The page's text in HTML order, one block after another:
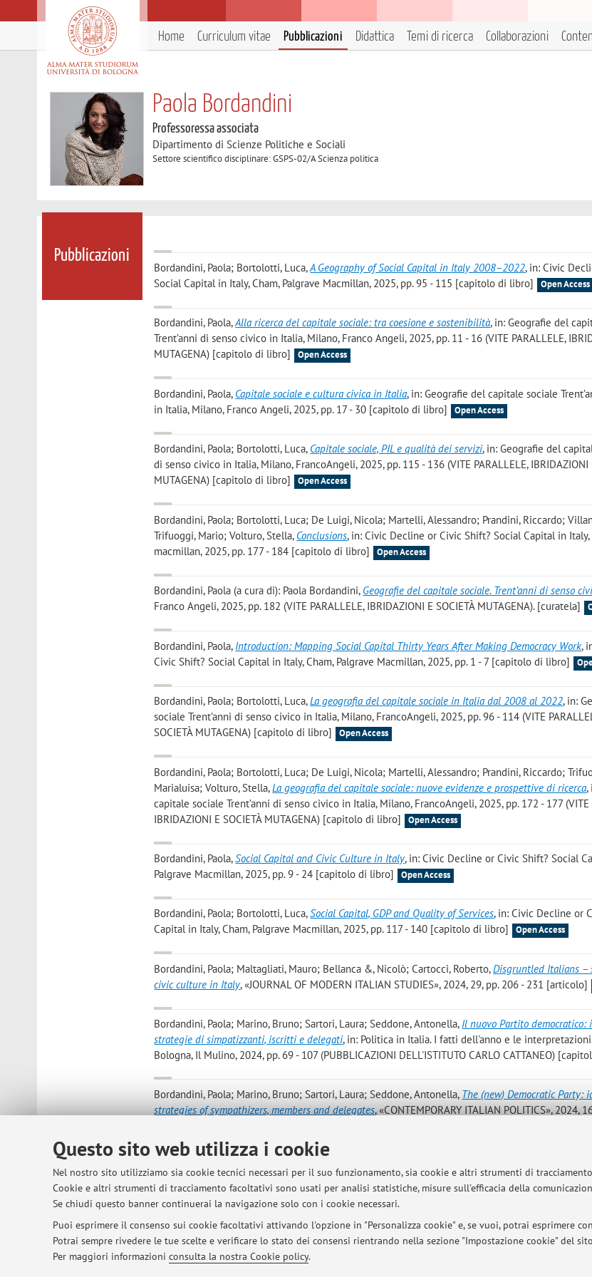
Questo sito web utilizza i cookie
Nel nostro sito utilizziamo sia cookie tecnici necessari per il suo funzionamento, sia cookie e altri strumenti di
Cookie e altri strumenti di tracciamento facoltativi sono usati per analisi statistiche, misure sull'efficacia della
Se chiudi questo banner continuerai la navigazione solo con i cookie necessari.
Puoi esprimere il consenso sui cookie facoltativi attivando l'opzione in "Personalizza cookie" e, se vuoi, potrai esprimere
Potrai sempre rivedere le tue scelte e verificare lo stato dei consensi rientrando nella sezione "Impostazione cookie" del
Per maggiori informazioni consulta la nostra Cookie policy.
Home Curriculum vitae Pubblicazioni Didattica Temi di ricerca Collaborazioni
Paola Bordandini
Professoressa associata
Dipartimento di Scienze Politiche e Sociali
Settore scientifico disciplinare: GSPS-02/A Scienza politica
Pubblicazioni
Bordandini, Paola; Bortolotti, Luca,A Geography of Social Capital in Italy 2008–2022, in: Civic
Social Capital in Italy, Cham, Palgrave Macmillan, 2025, pp. 95 - 115 [capitolo di libro]
Open Access
Bordandini, Paola,Alla ricerca del capitale sociale: tra coesione e sostenibilità, in: Geografie del
Trent’anni di senso civico in Italia, Milano, Franco Angeli, 2025, pp. 11 - 16 (VITE PARALLELE,
MUTAGENA) [capitolo di libro]
Open Access
Bordandini, Paola, Capitale sociale e cultura civica in Italia, in: Geografie del capitale sociale
in Italia, Milano, Franco Angeli, 2025, pp. 17 - 30 [capitolo di libro]
Open Access
Bordandini, Paola; Bortolotti, Luca, Capitale sociale, PIL e qualità dei servizi, in: Geografie del
di senso civico in Italia, Milano, FrancoAngeli, 2025, pp. 115 - 136 (VITE PARALLELE, IBRIDAZIONI
MUTAGENA) [capitolo di libro]
Open Access
Bordandini, Paola; Bortolotti, Luca; De Luigi, Nicola; Martelli, Alessandro; Prandini, Riccardo;
Trifuoggi, Mario; Volturo, Stella, Conclusions, in: Civic Decline or Civic Shift? Social Capital in Italy,
macmillan, 2025, pp. 177 - 184 [capitolo di libro]
Open Access
Bordandini, Paola (a cura di): Paola Bordandini, Geografie del capitale sociale. Trent’anni di senso
Franco Angeli, 2025, pp. 182 (VITE PARALLELE, IBRIDAZIONI E SOCIETÀ MUTAGENA). [curatela]
Bordandini, Paola, Introduction: Mapping Social Capital Thirty Years After Making Democracy Work,
Civic Shift? Social Capital in Italy, Cham, Palgrave Macmillan, 2025, pp. 1 - 7 [capitolo di libro]
Bordandini, Paola; Bortolotti, Luca,La geografia del capitale sociale in Italia dal 2008 al 2022, in:
sociale Trent’anni di senso civico in Italia, Milano, FrancoAngeli, 2025, pp. 96 - 114 (VITE
SOCIETÀ MUTAGENA) [capitolo di libro]
Open Access
Bordandini, Paola; Bortolotti, Luca; De Luigi, Nicola; Martelli, Alessandro; Prandini, Riccardo;
Marialuisa; Volturo, Stella,La geografia del capitale sociale: nuove evidenze e prospettive di ricerca,
capitale sociale Trent’anni di senso civico in Italia, Milano, FrancoAngeli, 2025, pp. 172 - 177 (VITE
IBRIDAZIONI E SOCIETÀ MUTAGENA) [capitolo di libro]
Open Access
Bordandini, Paola,Social Capital and Civic Culture in Italy, in: Civic Decline or Civic Shift? Social
Palgrave Macmillan, 2025, pp. 9 - 24 [capitolo di libro]
Open Access
Bordandini, Paola; Bortolotti, Luca,Social Capital, GDP and Quality of Services, in: Civic Decline or
Capital in Italy, Cham, Palgrave Macmillan, 2025, pp. 117 - 140 [capitolo di libro]
Open Access
Bordandini, Paola; Maltagliati, Mauro; Bellanca &, Nicolò; Cartocci, Roberto,Disgruntled Italians –
civic culture in Italy, «JOURNAL OF MODERN ITALIAN STUDIES», 2024, 29, pp. 206 - 231 [articolo]
Bordandini, Paola; Marino, Bruno; Sartori, Laura; Seddone, Antonella, Il nuovo Partito democratico:
strategie di simpatizzanti, iscritti e delegati, in: Politica in Italia. I fatti dell'anno e le
Bologna, Il Mulino, 2024, pp. 69 - 107 (PUBBLICAZIONI DELL'ISTITUTO CARLO CATTANEO)
Bordandini, Paola; Marino, Bruno; Sartori, Laura; Seddone, Antonella, The (new) Democratic Party:
strategies of sympathizers, members and delegates, «CONTEMPORARY ITALIAN POLITICS», 2024,
Partito Democratico e l’elezione di Elly Schlein, Padova, PADOVA UNIVERSITY PRESS, 2023, pp.
1 2 3 4